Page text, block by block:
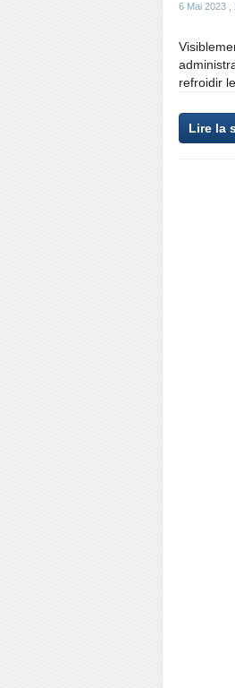
6 Mai 2023
refroidir
Lire la